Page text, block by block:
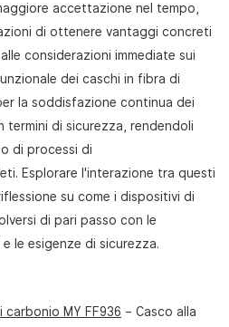
accettazione nel tempo,
di ottenere vantaggi concreti
considerazioni immediate sui
dei caschi in fibra di
la soddisfazione continua dei
di sicurezza, rendendoli
di processi di
Esplorare l'interazione tra questi
su come i dispositivi di
di pari passo con le
le esigenze di sicurezza.
MY FF936 – Casco alla